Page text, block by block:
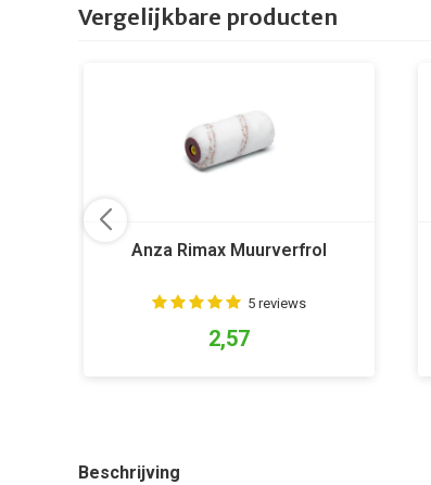
Vergelijkbare producten
Anza Rimax Muurverfrol
5 reviews
2,57
Beschrijving